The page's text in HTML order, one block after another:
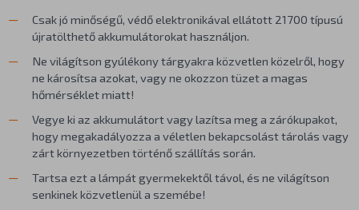
Csak jó minőségű, védő elektronikával ellátott 21700 típusú
újratölthető akkumulátorokat használjon.
Ne világítson gyúlékony tárgyakra közvetlen közelről, hogy
ne károsítsa azokat, vagy ne okozzon tüzet a magas
hőmérséklet miatt!
Vegye ki az akkumulátort vagy lazítsa meg a zárókupakot,
hogy megakadályozza a véletlen bekapcsolást tárolás vagy
zárt környezetben történő szállítás során.
Tartsa ezt a lámpát gyermekektől távol, és ne világítson
senkinek közvetlenül a szemébe!